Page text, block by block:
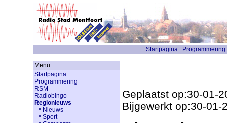
Startpagina Programmering
Menu
Startpagina
Programmering
RSM
Radiobingo
Regionieuws
Nieuws
Sport
Geplaatst op:30-01-
Bijgewerkt op:30-01-